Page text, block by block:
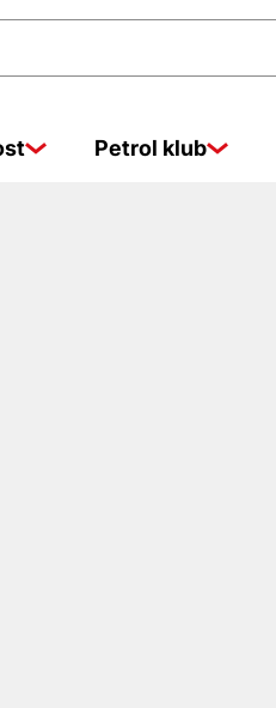
Petrol klub